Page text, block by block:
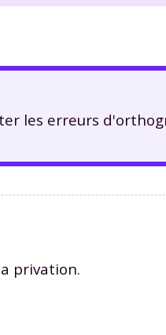
les erreurs
privation.